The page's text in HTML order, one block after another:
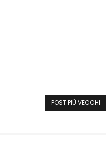
POST PIÙ VECCHI